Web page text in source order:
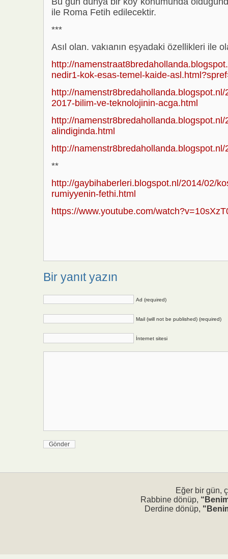
ile Roma Fetih edilecektir.
***
Asıl olan. vakıanın eşyadaki özellikleri ile
http://
nedir1-kok-esas-temel-kaide-
http://
2017-bilim-ve-teknolojinin-acga.html
http://
alindiginda.html
http://
**
http://gaybihaberleri.blogspot.nl/2014/02/
rumiyyenin-fethi.html
https://www.youtube.com/
Bir yanıt yazın
Ad (required)
Mail (will not be published) (required)
İnternet sitesi
Eğer bir gün,
Rabbine dönüp,
Derdine dönüp,